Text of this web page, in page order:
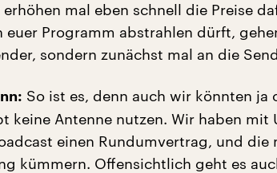
mal eben schnell die Preise
euer Programm abstrahlen dürft,
sondern zunächst mal an die
So ist es, denn auch wir könnten ja
keine Antenne nutzen. Wir haben
einen Rundumvertrag, und die
kümmern. Offensichtlich geht es